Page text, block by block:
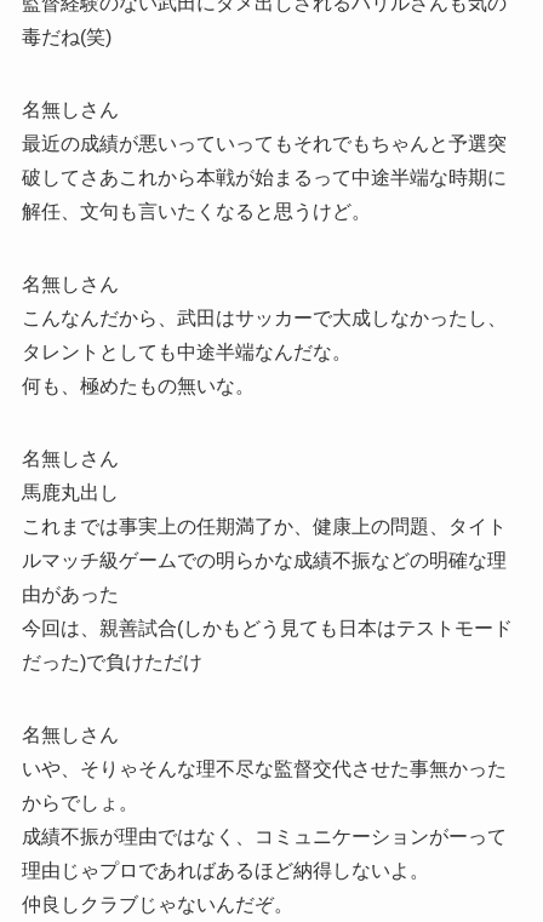
毒だね(笑)
名無しさん
最近の成績が悪いっていってもそれでもちゃんと予選突
破してさあこれから本戦が始まるって中途半端な時期に
解任、文句も言いたくなると思うけど。
名無しさん
こんなんだから、武田はサッカーで大成しなかったし、
タレントとしても中途半端なんだな。
何も、極めたもの無いな。
名無しさん
馬鹿丸出し
これまでは事実上の任期満了か、健康上の問題、タイト
ルマッチ級ゲームでの明らかな成績不振などの明確な理
由があった
今回は、親善試合(しかもどう見ても日本はテストモード
だった)で負けただけ
名無しさん
いや、そりゃそんな理不尽な監督交代させた事無かった
からでしょ。
成績不振が理由ではなく、コミュニケーションがーって
理由じゃプロであればあるほど納得しないよ。
仲良しクラブじゃないんだぞ。